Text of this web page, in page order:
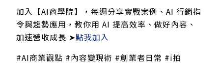
加入【AI商學院】，每週分享實戰案例、AI 行銷指
令與趨勢應用，教你用 AI 提高效率、做好內容、
加速營收成長 ➤點我加入
#AI商業觀點 #內容變現術 #創業者日常 #i拍